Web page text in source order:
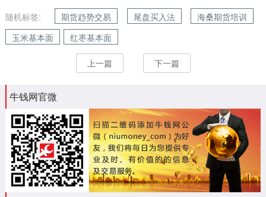
随机标签: 期货趋势交易 尾盘买入法
海桑期货培训
玉米基本面
红枣基本面
上一篇 下一篇
牛钱网官微